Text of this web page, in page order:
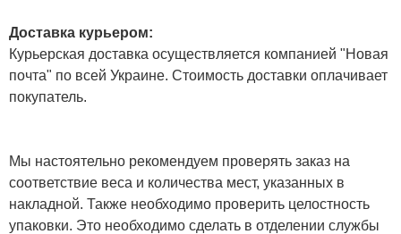
Доставка курьером:
Курьерская доставка осуществляется компанией "Новая
почта" по всей Украине. Стоимость доставки оплачивает
покупатель.
Мы настоятельно рекомендуем проверять заказ на
соответствие веса и количества мест, указанных в
накладной. Также необходимо проверить целостность
упаковки. Это необходимо сделать в отделении службы